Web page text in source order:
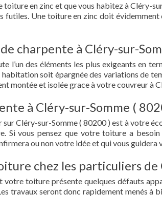
toiture en zinc et que vous habitez à Cléry-
futiles. Une toiture en zinc doit
charpente à Cléry-sur-
l’un des éléments les plus exigeants en
soit épargnée des variations de
montée et isolée grace à votre couvreur à
à Cléry-sur-Somme (
Cléry-sur-Somme ( 80200 ) est à votre
Si vous pensez que votre toiture a besoin
ou non votre idée et qui vous guidera
chez les particuliers de
toiture présente quelques défauts
travaux seront donc rapidement menés